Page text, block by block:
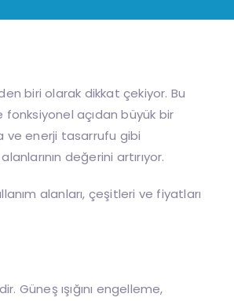
biri olarak dikkat çekiyor. Bu
açıdan büyük bir
ve enerji tasarrufu gibi
değerini artırıyor.
alanları, çeşitleri ve fiyatları
ışığını engelleme,